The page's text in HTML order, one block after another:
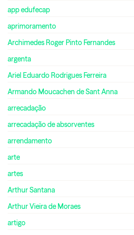
app edufecap
aprimoramento
Archimedes Roger Pinto Fernandes
argenta
Ariel Eduardo Rodrigues Ferreira
Armando Moucachen de Sant Anna
arrecadação
arrecadação de absorventes
arrendamento
arte
artes
Arthur Santana
Arthur Vieira de Moraes
artigo